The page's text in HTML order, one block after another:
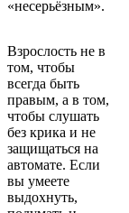
«несерьёзным».
Взрослость не в
том, чтобы
всегда быть
правым, а в том,
чтобы слушать
без крика и не
защищаться на
автомате. Если
вы умеете
выдохнуть,